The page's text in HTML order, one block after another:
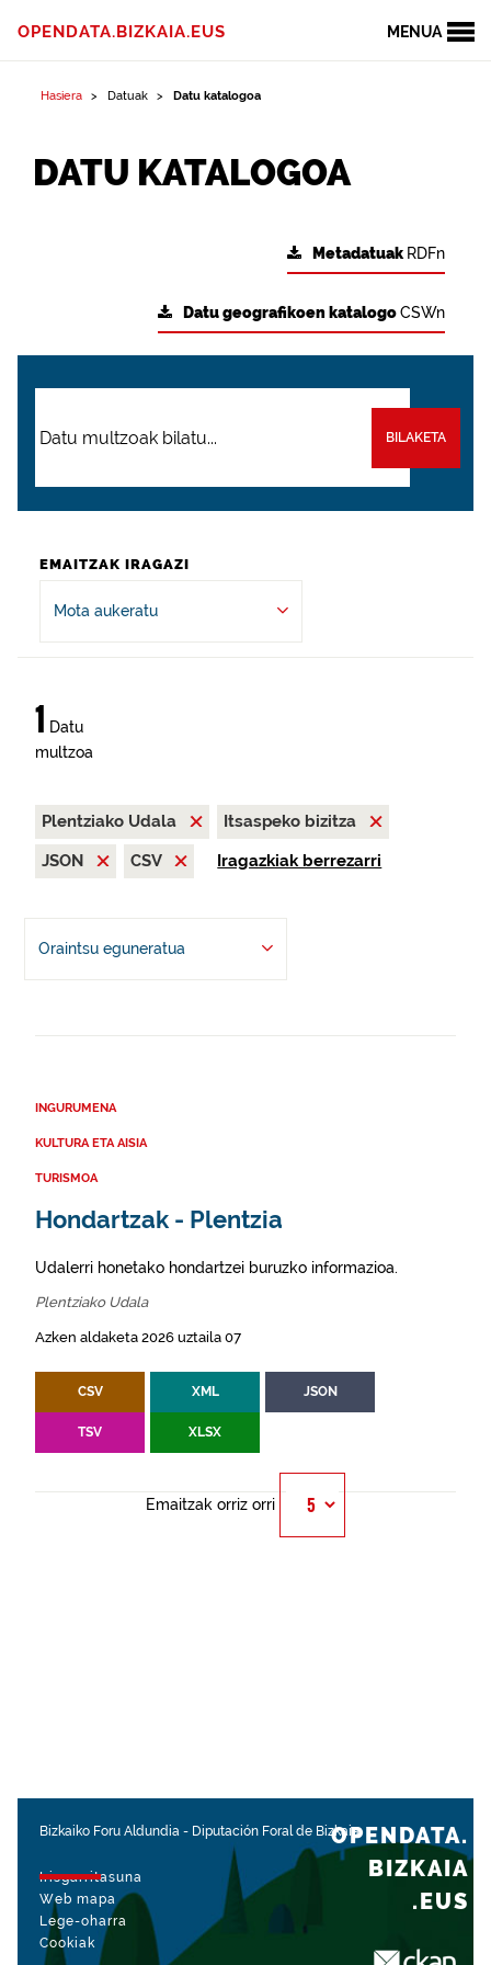
MENUA
OPENDATA.BIZKAIA.EUS
Hasiera Datuak Datu katalogoa
DATU KATALOGOA
Metadatuak RDFn
Datu geografikoen katalogoCSWn
BILAKETA
EMAITZAK IRAGAZI
Mota aukeratu
1 Datu
multzoa
Plentziako Udala
Itsaspeko bizitza
JSON
CSV Iragazkiak berrezarri
Oraintsu eguneratua
INGURUMENA
KULTURA ETA AISIA
TURISMOA
Hondartzak - Plentzia
Udalerri honetako hondartzei buruzko informazioa.
Plentziako Udala
Azken aldaketa 2026 uztaila 07
CSV XML JSON
TSV XLSX
Emaitzak orriz orri
Bizkaiko Foru Aldundia - Diputación Foral de Bizkaia
Irisgarritasuna
Web mapa
Lege-oharra
Cookiak
OPENDATA.
BIZKAIA
.EUS